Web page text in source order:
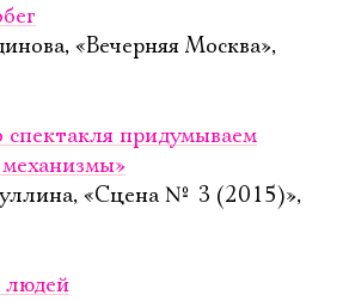
«Вечерняя Москва»,
придумываем
«Сцена № 3 (2015)»,
людей